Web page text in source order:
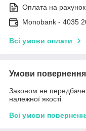
Оплата на рахунок
Monobank - 4035
Всі умови оплати
Умови повернення
Законом не
належної якості
Всі умови